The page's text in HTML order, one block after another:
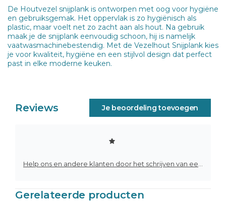
De Houtvezel snijplank is ontworpen met oog voor hygiëne
en gebruiksgemak. Het oppervlak is zo hygiënisch als
plastic, maar voelt net zo zacht aan als hout. Na gebruik
maak je de snijplank eenvoudig schoon, hij is namelijk
vaatwasmachinebestendig. Met de Vezelhout Snijplank kies
je voor kwaliteit, hygiëne en een stijlvol design dat perfect
past in elke moderne keuken.
Reviews Je beoordeling toevoegen
Gerelateerde producten